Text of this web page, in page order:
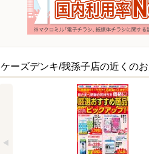
ケーズデンキ/我孫子店の近くの